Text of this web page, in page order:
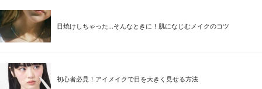
日焼けしちゃった...そんなときに！肌になじむメイクのコツ
初心者必見！アイメイクで目を大きく見せる方法